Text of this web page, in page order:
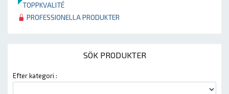
TOPPKVALITÉ
PROFESSIONELLA PRODUKTER
SÖK PRODUKTER
Efter kategori :